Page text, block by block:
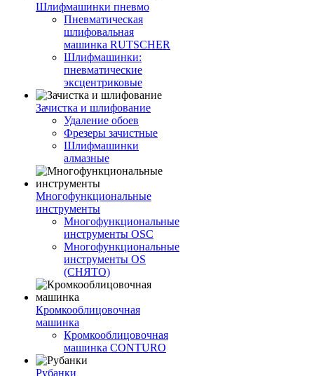
Шлифмашинки пневмо
Пневматическая
шлифовальная
машинка RUTSCHER
Шлифмашинки:
пневматические
эксцентриковые
Зачистка и шлифование
Удаление обоев
Фрезеры зачистные
Шлифмашинки
алмазные
Многофункциональные
инструменты
Многофункциональные
инструменты OSC
Многофункциональные
инструменты OS
(СНЯТО)
Кромкооблицовочная
машинка
Кромкооблицовочная
машинка CONTURO
Рубанки